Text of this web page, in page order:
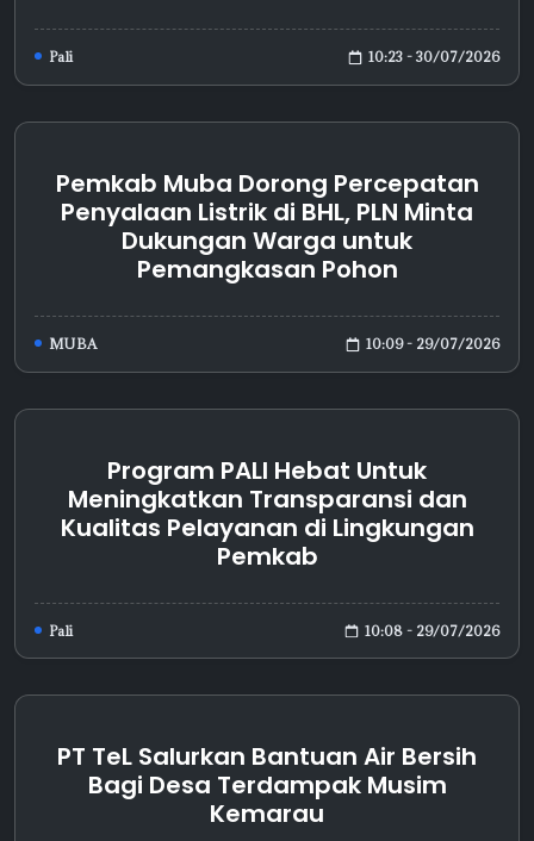
Pali 10:23 - 30/07/2026
Pemkab Muba Dorong Percepatan
Penyalaan Listrik di BHL, PLN Minta
Dukungan Warga untuk
Pemangkasan Pohon
MUBA 10:09 - 29/07/2026
Program PALI Hebat Untuk
Meningkatkan Transparansi dan
Kualitas Pelayanan di Lingkungan
Pemkab
Pali 10:08 - 29/07/2026
PT TeL Salurkan Bantuan Air Bersih
Bagi Desa Terdampak Musim
Kemarau